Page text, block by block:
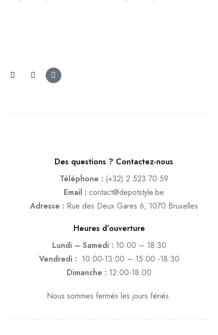
Des questions ? Contactez-nous
Téléphone : (+32) 2 523 70 59
Email : contact@depotstyle.be
Adresse : Rue des Deux Gares 6, 1070 Bruxelles
Heures d’ouverture
Lundi – Samedi : 10:00 – 18:30
Vendredi : 10:00-13:00 – 15:00 -18:30
Dimanche : 12:00-18:00
Nous sommes fermés les jours fériés.